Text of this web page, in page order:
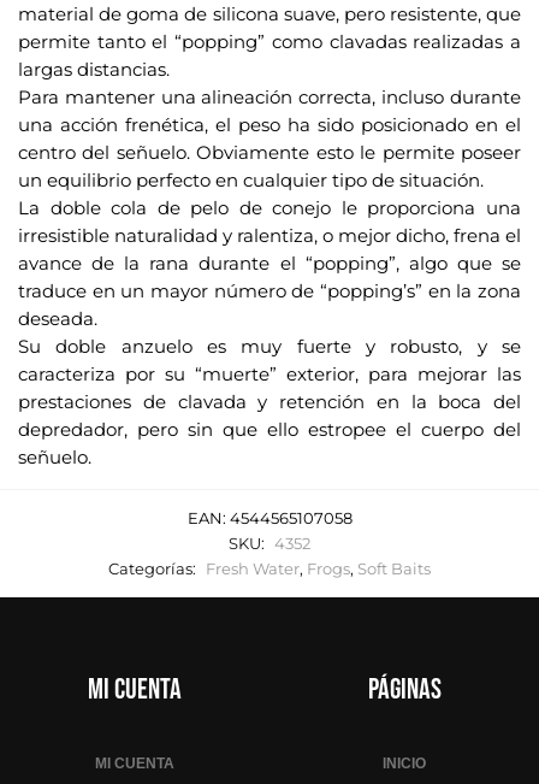
material de goma de silicona suave, pero resistente, que
permite tanto el “popping” como clavadas realizadas a
largas distancias.
Para mantener una alineación correcta, incluso durante
una acción frenética, el peso ha sido posicionado en el
centro del señuelo. Obviamente esto le permite poseer
un equilibrio perfecto en cualquier tipo de situación.
La doble cola de pelo de conejo le proporciona una
irresistible naturalidad y ralentiza, o mejor dicho, frena el
avance de la rana durante el “popping”, algo que se
traduce en un mayor número de “popping’s” en la zona
deseada.
Su doble anzuelo es muy fuerte y robusto, y se
caracteriza por su “muerte” exterior, para mejorar las
prestaciones de clavada y retención en la boca del
depredador, pero sin que ello estropee el cuerpo del
señuelo.
EAN: 4544565107058
SKU: 4352
Categorías:
Fresh Water, Frogs, Soft Baits
Mi cuenta
MI CUENTA
Páginas
INICIO